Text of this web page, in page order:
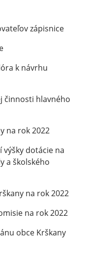
zápisnice
k návrhu
hlavného
na rok 2022
dotácie na
a školského
na rok 2022
na rok 2022
obce Krškany